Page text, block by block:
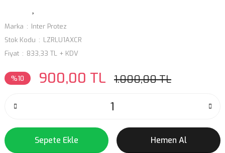
Marka
Inter Protez
Stok Kodu
LZRLU1AXCR
Fiyat
833,33 TL + KDV
%10 900,00 TL 1.000,00 TL
Sepete Ekle Hemen Al